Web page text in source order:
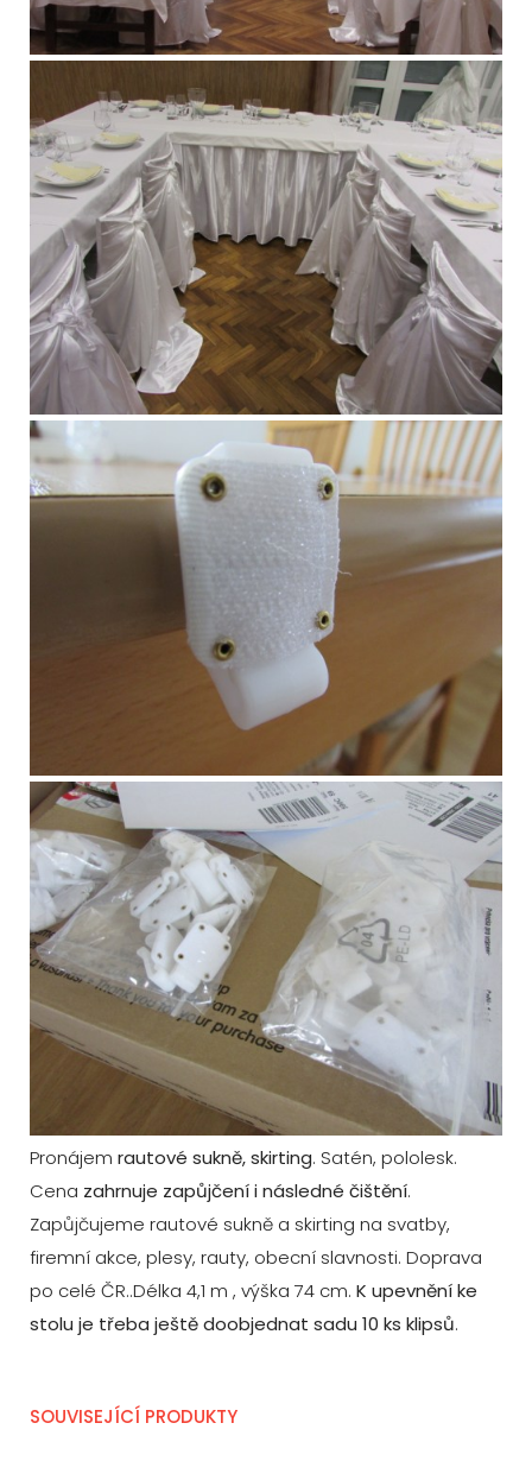
Pronájem rautové sukně, skirting. Satén, pololesk.
Cena zahrnuje zapůjčení i následné čištění.
Zapůjčujeme rautové sukně a skirting na svatby,
firemní akce, plesy, rauty, obecní slavnosti. Doprava
po celé ČR..Délka 4,1 m , výška 74 cm. K upevnění ke
stolu je třeba ještě doobjednat sadu 10 ks klipsů.
SOUVISEJÍCÍ PRODUKTY